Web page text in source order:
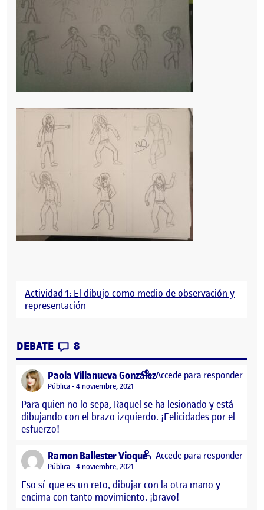
Actividad 1: El dibujo como medio de observación y
representación
DEBATE CONTRIBUTIONS
8
Paola Villanueva Gonzálezsays:
Visibilidad:
Pública 4 noviembre, 2021
Para quien no lo sepa, Raquel se ha lesionado y está
dibujando con el brazo izquierdo. ¡Felicidades por el
esfuerzo!
Accede para responder
Ramon Ballester Vioquesays:
Visibilidad:
Pública 4 noviembre, 2021
Eso sí que es un reto, dibujar con la otra mano y
encima con tanto movimiento. ¡bravo!
Accede para responder